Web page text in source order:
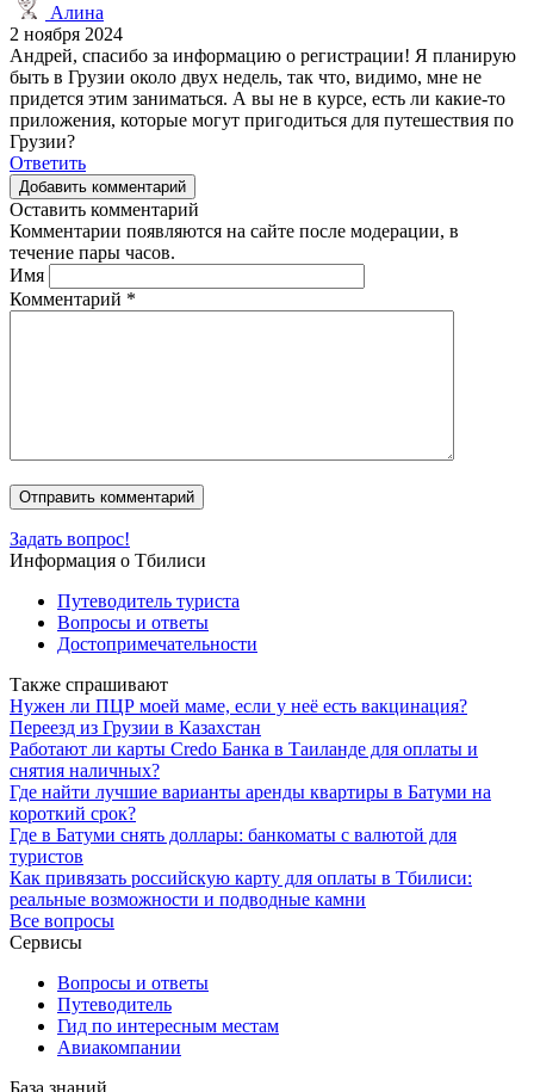
Алина
2 ноября 2024
Андрей, спасибо за информацию о регистрации! Я планирую
быть в Грузии около двух недель, так что, видимо, мне не
придется этим заниматься. А вы не в курсе, есть ли какие-то
приложения, которые могут пригодиться для путешествия по
Грузии?
Ответить
Добавить комментарий
Оставить комментарий
Комментарии появляются на сайте после модерации, в
течение пары часов.
Имя
Комментарий *
Задать вопрос!
Информация о Тбилиси
Путеводитель туриста
Вопросы и ответы
Достопримечательности
Также спрашивают
Нужен ли ПЦР моей маме, если у неё есть вакцинация?
Переезд из Грузии в Казахстан
Работают ли карты Credo Банка в Таиланде для оплаты и
снятия наличных?
Где найти лучшие варианты аренды квартиры в Батуми на
короткий срок?
Где в Батуми снять доллары: банкоматы с валютой для
туристов
Как привязать российскую карту для оплаты в Тбилиси:
реальные возможности и подводные камни
Все вопросы
Сервисы
Вопросы и ответы
Путеводитель
Гид по интересным местам
Авиакомпании
База знаний